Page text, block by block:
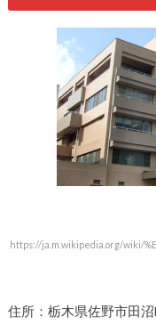
https://ja.m.wikipedia.org/wiki/
住所：栃木県佐野市田